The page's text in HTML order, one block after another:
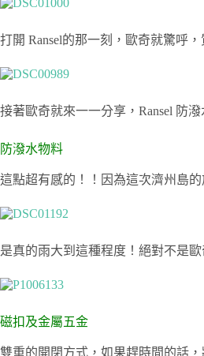
打開 Ransel的那一刻，歐奇就驚呼
接著歐奇就來一一分享，Ransel 防
防潑水物料
這點超有感的！！因為這次濟州島
是真的雨大到這種程度！絕對不是
磁扣及金屬五金
雙重的開閉方式，如果趕時間的話